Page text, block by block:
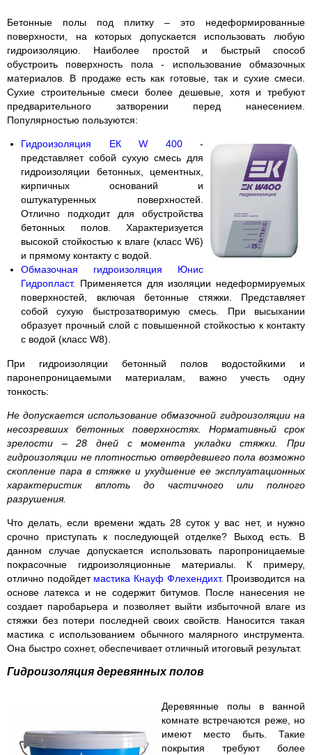
Бетонные полы под плитку – это недеформированные
поверхности, на которых допускается использовать любую
гидроизоляцию. Наиболее простой и быстрый способ
обустроить поверхность пола - использование обмазочных
материалов. В продаже есть как готовые, так и сухие смеси.
Сухие строительные смеси более дешевые, хотя и требуют
предварительного затворении перед нанесением.
Популярностью пользуются:
Гидроизоляция ЕК W 400-
представляет собой сухую смесь для
гидроизоляции бетонных, цементных,
кирпичных оснований и
оштукатуренных поверхностей.
Отлично подходит для обустройства
бетонных полов. Характеризуется
высокой стойкостью к влаге (класс W6)
и прямому контакту с водой.
Обмазочная гидроизоляция Юнис
Гидропласт. Применяется для изоляции недеформируемых
поверхностей, включая бетонные стяжки. Представляет
собой сухую быстрозатворимую смесь. При высыхании
образует прочный слой с повышенной стойкостью к контакту
с водой (класс W8).
При гидроизоляции бетонный полов водостойкими и
паронепроницаемыми материалам, важно учесть одну
тонкость:
Не допускается использование обмазочной гидроизоляции на
несозревших бетонных поверхностях. Нормативный срок
зрелости – 28 дней с момента укладки стяжки. При
гидроизоляции не плотностью отвердевшего пола возможно
скопление пара в стяжке и ухудшение ее эксплуатационных
характеристик вплоть до частичного или полного
разрушения.
Что делать, если времени ждать 28 суток у вас нет, и нужно
срочно приступать к последующей отделке? Выход есть. В
данном случае допускается использовать паропроницаемые
покрасочные гидроизоляционные материалы. К примеру,
отлично подойдет мастика Кнауф Флехендихт. Производится на
основе латекса и не содержит битумов. После нанесения не
создает паробарьера и позволяет выйти избыточной влаге из
стяжки без потери последней своих свойств. Наносится такая
мастика с использованием обычного малярного инструмента.
Она быстро сохнет, обеспечивает отличный итоговый результат.
Гидроизоляция деревянных полов
Деревянные полы в ванной
комнате встречаются реже, но
имеют место быть. Такие
покрытия требуют более